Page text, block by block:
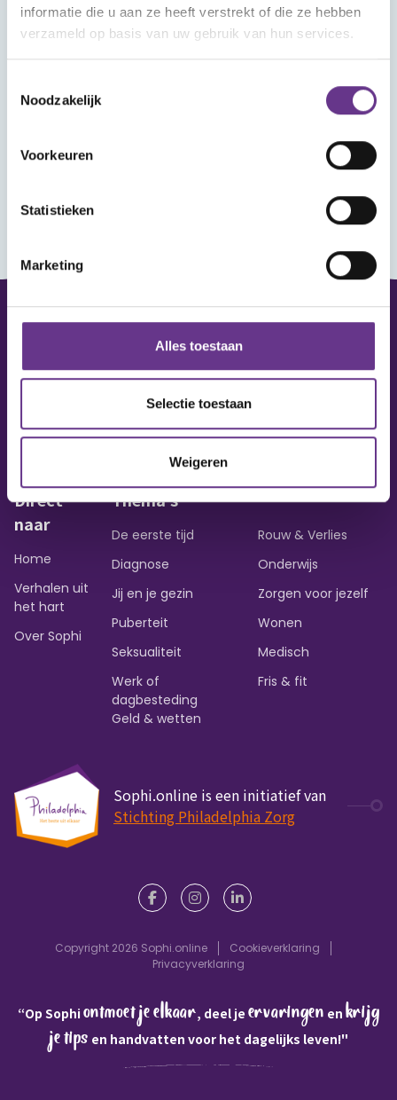
informatie die u aan ze heeft verstrekt of die ze hebben
verzameld op basis van uw gebruik van hun services.
Noodzakelijk
Voorkeuren
Statistieken
Marketing
Alles toestaan
Selectie toestaan
Weigeren
Heb je je aangemeld voor een webinar? Ook
dat vind je hier terug, met het linkje om het
webinar bij te wonen.
Wanneer je ingelogd bent kun je reageren op
Vraag of opmerking?
Heb je een vraag of wil je iets delen?
Contact opnemen
Direct
naar
Home
Verhalen uit
het hart
Over Sophi
Thema's
De eerste tijd
Diagnose
Jij en je gezin
Puberteit
Seksualiteit
Werk of
dagbesteding
Rouw & Verlies
Onderwijs
Zorgen voor jezelf
Wonen
Medisch
Fris & fit
Geld & wetten
Sophi.online is een initiatief van
Stichting Philadelphia Zorg
Copyright 2026 Sophi.online
Cookieverklaring
Privacyverklaring
“Op Sophiontmoet je elkaar, deel je ervaringen en krijg
je tips en handvatten voor het dagelijks leven!"